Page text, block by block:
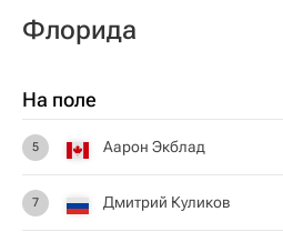
Флорида
На поле
5 Аарон Экблад
7 Дмитрий Куликов